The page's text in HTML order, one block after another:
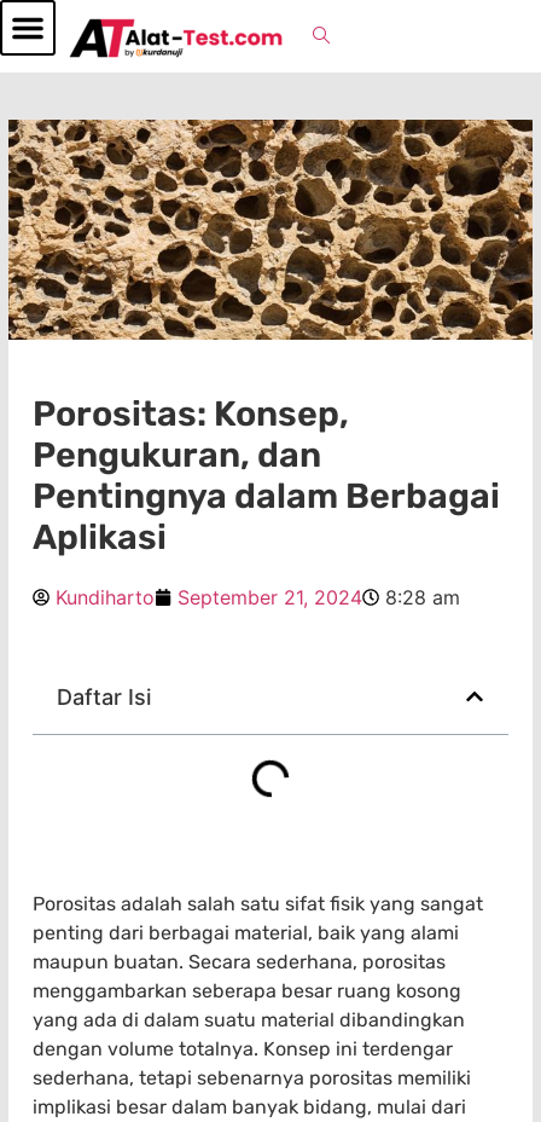
Porositas: Konsep,
Pengukuran, dan
Pentingnya dalam Berbagai
Aplikasi
Kundiharto September 21, 2024 8:28 am
Daftar Isi
Porositas adalah salah satu sifat fisik yang sangat
penting dari berbagai material, baik yang alami
maupun buatan. Secara sederhana, porositas
menggambarkan seberapa besar ruang kosong
yang ada di dalam suatu material dibandingkan
dengan volume totalnya. Konsep ini terdengar
sederhana, tetapi sebenarnya porositas memiliki
implikasi besar dalam banyak bidang, mulai dari